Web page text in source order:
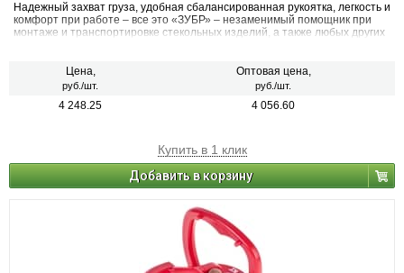
Надежный захват груза, удобная сбалансированная рукоятка, легкость и
комфорт при работе – все это «ЗУБР» – незаменимый помощник при
монтаже и транспортировке стекольных изделий, а также любых других
Цена,
руб./шт.
Оптовая цена,
руб./шт.
4 248.25 4 056.60
Купить в 1 клик
Добавить в корзину